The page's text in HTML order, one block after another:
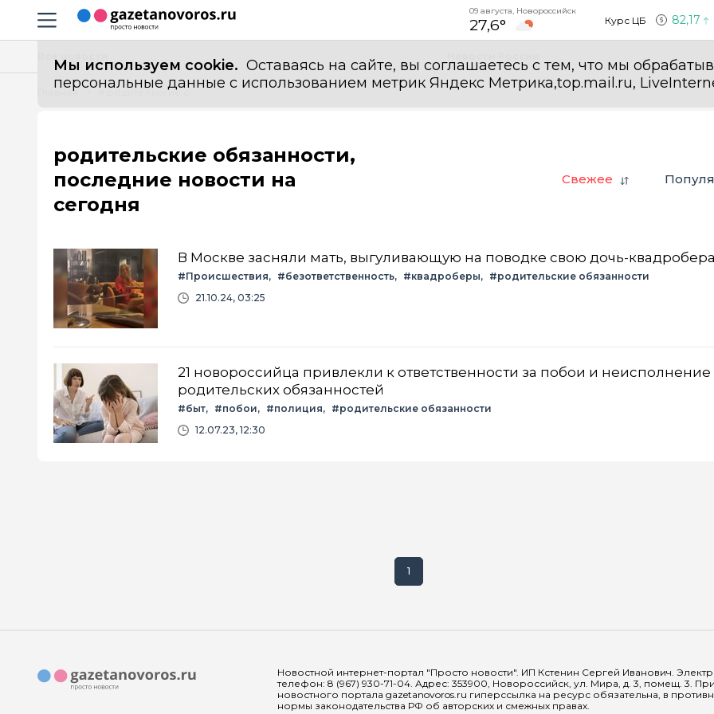
Навигация сайта
09 августа, Новороссийск
27,6° Курс ЦБ 82,17
Мы используем cookie. Оставаясь на сайте, вы соглашаетесь с тем, что мы
персональные данные с использованием метрик Яндекс Метрика,top.mail.ru,
Главная # родительские обязанности
родительские обязанности,
последние новости на
сегодня
Свежее
В Москве засняли мать, выгуливающую на поводке свою дочь-квадробера
#Происшествия #безответственность #квадроберы
#родительские обязанности
21.10.24, 03:25
21 новороссийца привлекли к ответственности за побои и неисполнение
родительских обязанностей
#быт #побои #полиция
#родительские обязанности
12.07.23, 12:30
1
Новостной интернет-портал "Просто новости". ИП Кстенин Сергей Иванович.
телефон: 8 (967) 930-71-04. Адрес: 353900, Новороссийск, ул. Мира, д. 3, помещ. 3.
новостного портала gazetanovoros.ru гиперссылка на ресурс обязательна, в
нормы законодательства РФ об авторских и смежных правах.